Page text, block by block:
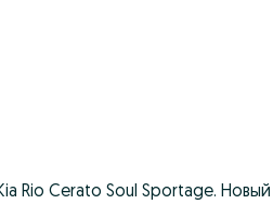
Rio Cerato Soul Sportage.